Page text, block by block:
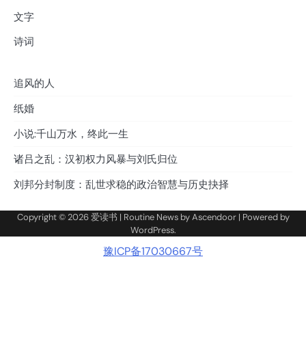
文字
诗词
追风的人
纸婚
小说:千山万水，终此一生
诸吕之乱：汉初权力风暴与刘氏归位
刘邦分封制度：乱世求稳的政治智慧与历史抉择
Copyright © 2026爱读书 | Routine News byAscendoor| Powered by
WordPress.
豫ICP备17030667号